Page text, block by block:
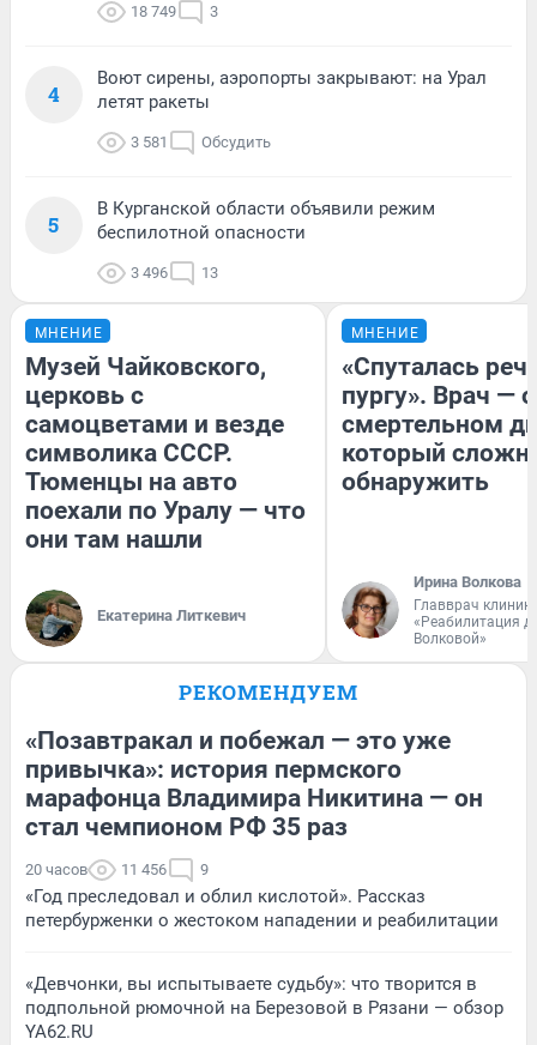
18 749 3
4
Воют сирены, аэропорты закрывают: на Урал
летят ракеты
3 581 Обсудить
5
В Курганской области объявили режим
беспилотной опасности
3 496 13
МНЕНИЕ
Музей Чайковского,
церковь с
самоцветами и везде
символика СССР.
Тюменцы на авто
поехали по Уралу — что
они там нашли
Екатерина Литкевич
МНЕНИЕ
«Спуталась
пургу». Врач — о
смертельном
который
обнаружить
Ирина Волкова
Главврач
«Реабилитация
Волковой»
РЕКОМЕНДУЕМ
«Позавтракал и побежал — это уже
привычка»: история пермского
марафонца Владимира Никитина — он
стал чемпионом РФ 35 раз
20 часов 11 456 9
«Год преследовал и облил кислотой». Рассказ
петербурженки о жестоком нападении и реабилитации
«Девчонки, вы испытываете судьбу»: что творится в
подпольной рюмочной на Березовой в Рязани — обзор
YA62.RU